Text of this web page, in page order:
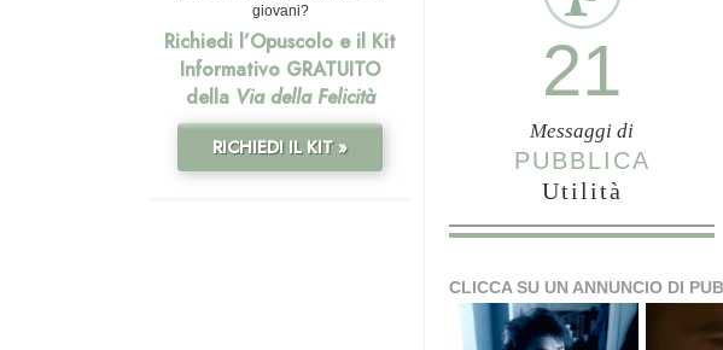
21
Messaggi di
PUBBLICA
Utilità
CLICCA SU UN ANNUNCIO DI
giovani?
Richiedi l’Opuscolo e il Kit
Informativo GRATUITO
della Via della Felicità
RICHIEDI IL KIT »